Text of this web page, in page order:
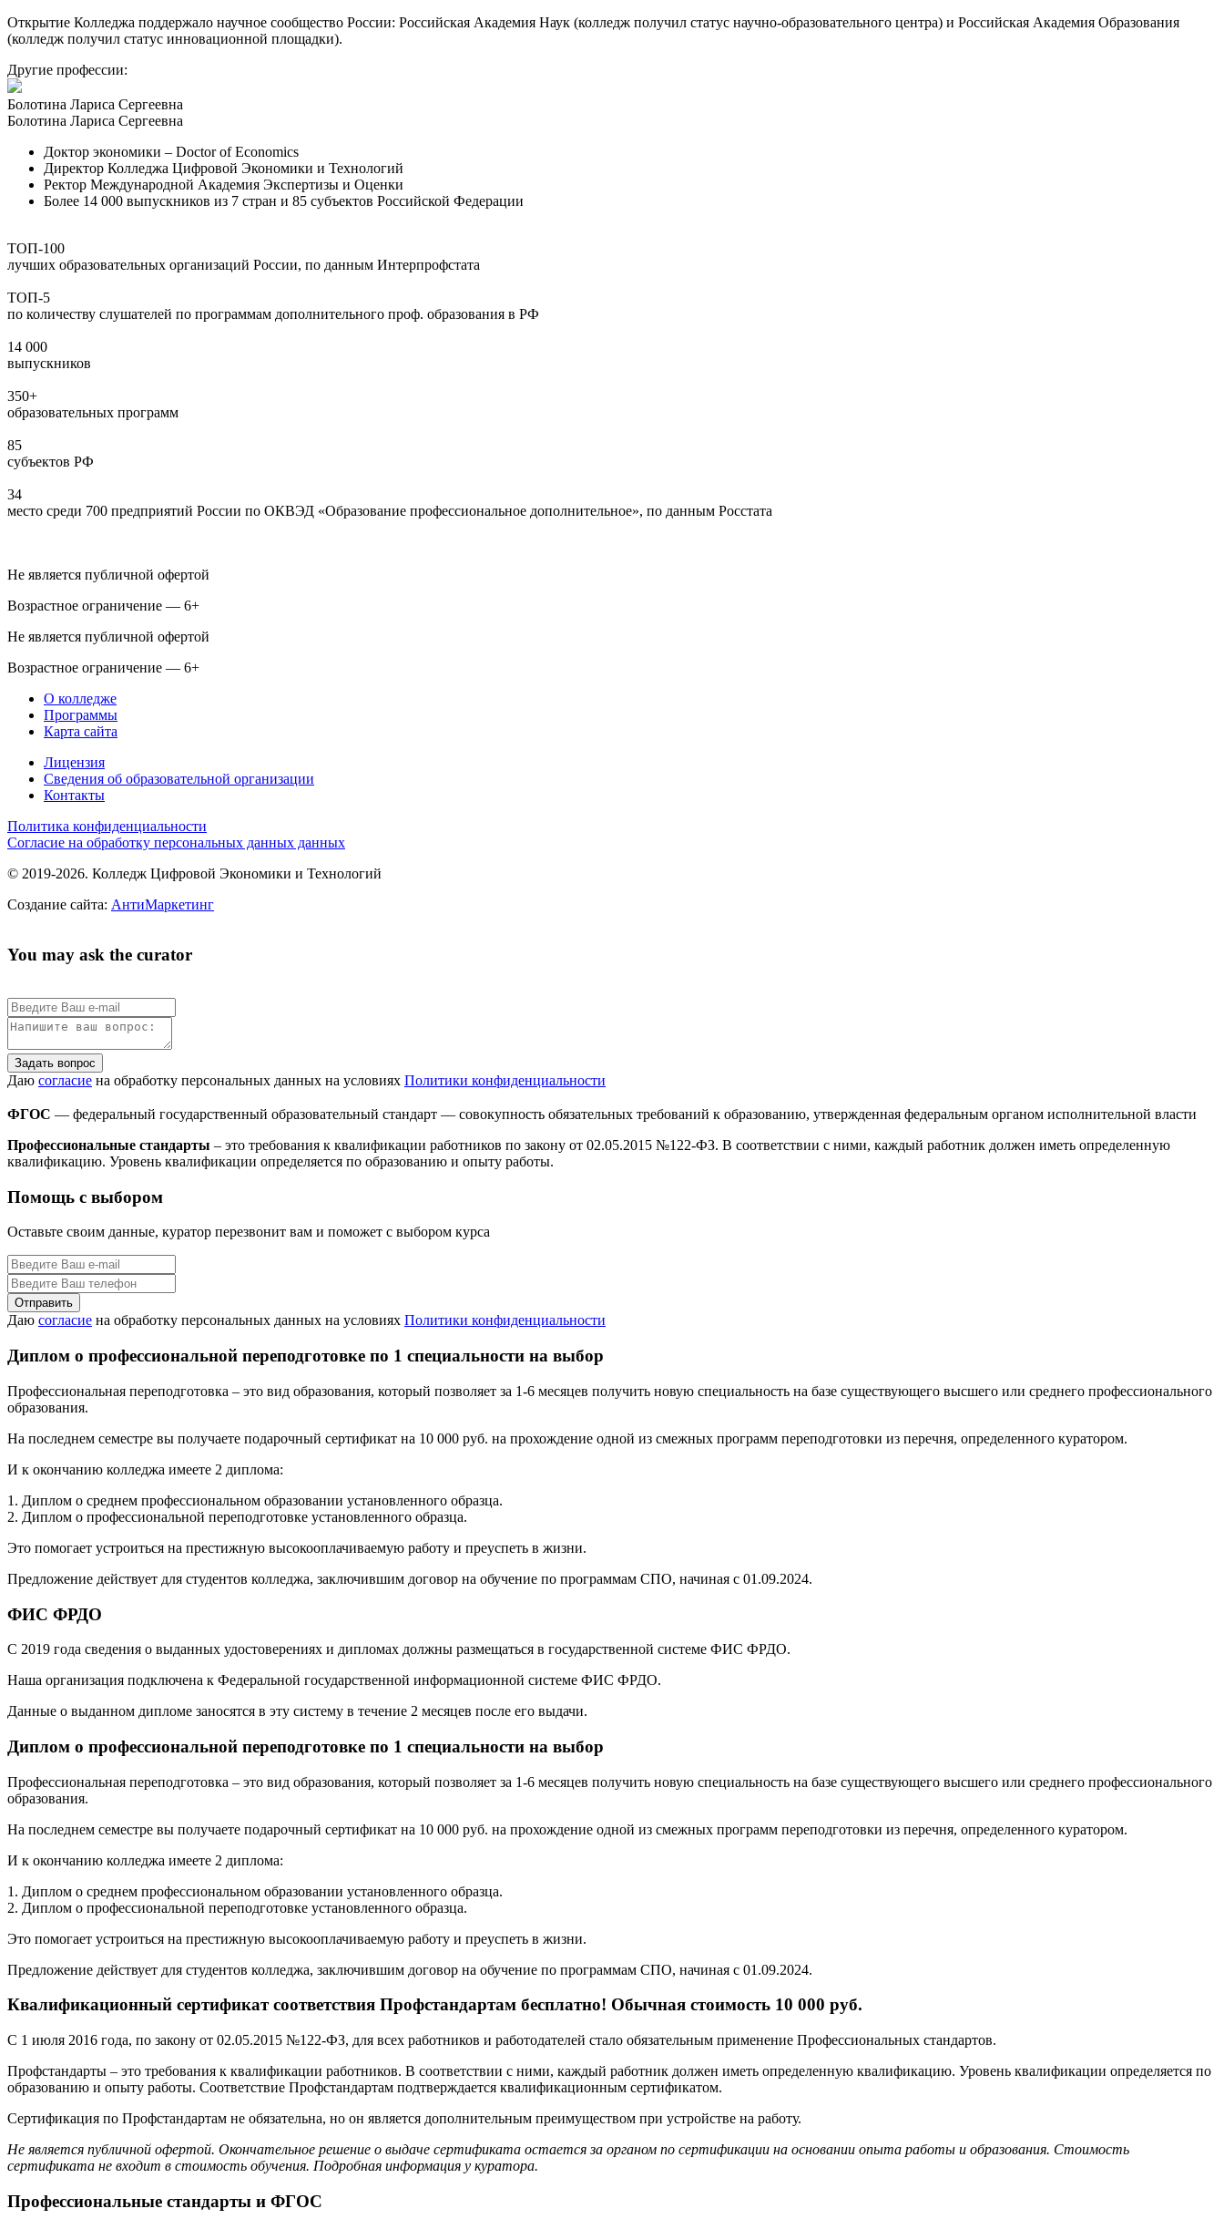
Открытие Колледжа поддержало научное сообщество России: Российская Академия Наук (колледж получил статус научно-образовательного центра) и Российская Академия Образования
(колледж получил статус инновационной площадки).
Другие профессии:
Болотина Лариса Сергеевна
Болотина Лариса Сергеевна
Доктор экономики – Doctor of Economics
Директор Колледжа Цифровой Экономики и Технологий
Ректор Международной Академия Экспертизы и Оценки
Более 14 000 выпускников из 7 стран и 85 субъектов Российской Федерации
ТОП-100
лучших образовательных организаций России, по данным Интерпрофстата
ТОП-5
по количеству слушателей по программам дополнительного проф. образования в РФ
14 000
выпускников
350+
образовательных программ
85
субъектов РФ
34
место среди 700 предприятий России по ОКВЭД «Образование профессиональное дополнительное», по данным Росстата
Не является публичной офертой
Возрастное ограничение — 6+
Не является публичной офертой
Возрастное ограничение — 6+
О колледже
Программы
Карта сайта
Лицензия
Сведения об образовательной организации
Контакты
Политика конфиденциальности
Согласие на обработку персональных данных данных
© 2019-2026. Колледж Цифровой Экономики и Технологий
Создание сайта: АнтиМаркетинг
You may ask the curator
Задать вопрос
Даю согласие на обработку персональных данных на условиях Политики конфиденциальности
ФГОС — федеральный государственный образовательный стандарт — совокупность обязательных требований к образованию, утвержденная федеральным органом исполнительной власти
Профессиональные стандарты – это требования к квалификации работников по закону от 02.05.2015 №122-ФЗ. В соответствии с ними, каждый работник должен иметь определенную
квалификацию. Уровень квалификации определяется по образованию и опыту работы.
Помощь с выбором
Оставьте своим данные, куратор перезвонит вам и поможет с выбором курса
Даю согласие на обработку персональных данных на условиях Политики конфиденциальности
Диплом о профессиональной переподготовке по 1 специальности на выбор
Профессиональная переподготовка – это вид образования, который позволяет за 1-6 месяцев получить новую специальность на базе существующего высшего или среднего профессионального
образования.
На последнем семестре вы получаете подарочный сертификат на 10 000 руб. на прохождение одной из смежных программ переподготовки из перечня, определенного куратором.
И к окончанию колледжа имеете 2 диплома:
1. Диплом о среднем профессиональном образовании установленного образца.
2. Диплом о профессиональной переподготовке установленного образца.
Это помогает устроиться на престижную высокооплачиваемую работу и преуспеть в жизни.
Предложение действует для студентов колледжа, заключившим договор на обучение по программам СПО, начиная с 01.09.2024.
ФИС ФРДО
С 2019 года сведения о выданных удостоверениях и дипломах должны размещаться в государственной системе ФИС ФРДО.
Наша организация подключена к Федеральной государственной информационной системе ФИС ФРДО.
Данные о выданном дипломе заносятся в эту систему в течение 2 месяцев после его выдачи.
Диплом о профессиональной переподготовке по 1 специальности на выбор
Профессиональная переподготовка – это вид образования, который позволяет за 1-6 месяцев получить новую специальность на базе существующего высшего или среднего профессионального
образования.
На последнем семестре вы получаете подарочный сертификат на 10 000 руб. на прохождение одной из смежных программ переподготовки из перечня, определенного куратором.
И к окончанию колледжа имеете 2 диплома:
1. Диплом о среднем профессиональном образовании установленного образца.
2. Диплом о профессиональной переподготовке установленного образца.
Это помогает устроиться на престижную высокооплачиваемую работу и преуспеть в жизни.
Предложение действует для студентов колледжа, заключившим договор на обучение по программам СПО, начиная с 01.09.2024.
Квалификационный сертификат соответствия Профстандартам бесплатно! Обычная стоимость 10 000 руб.
С 1 июля 2016 года, по закону от 02.05.2015 №122-ФЗ, для всех работников и работодателей стало обязательным применение Профессиональных стандартов.
Профстандарты – это требования к квалификации работников. В соответствии с ними, каждый работник должен иметь определенную квалификацию. Уровень квалификации определяется по
образованию и опыту работы. Соответствие Профстандартам подтверждается квалификационным сертификатом.
Сертификация по Профстандартам не обязательна, но он является дополнительным преимуществом при устройстве на работу.
Не является публичной офертой. Окончательное решение о выдаче сертификата остается за органом по сертификации на основании опыта работы и образования. Стоимость
сертификата не входит в стоимость обучения. Подробная информация у куратора.
Профессиональные стандарты и ФГОС